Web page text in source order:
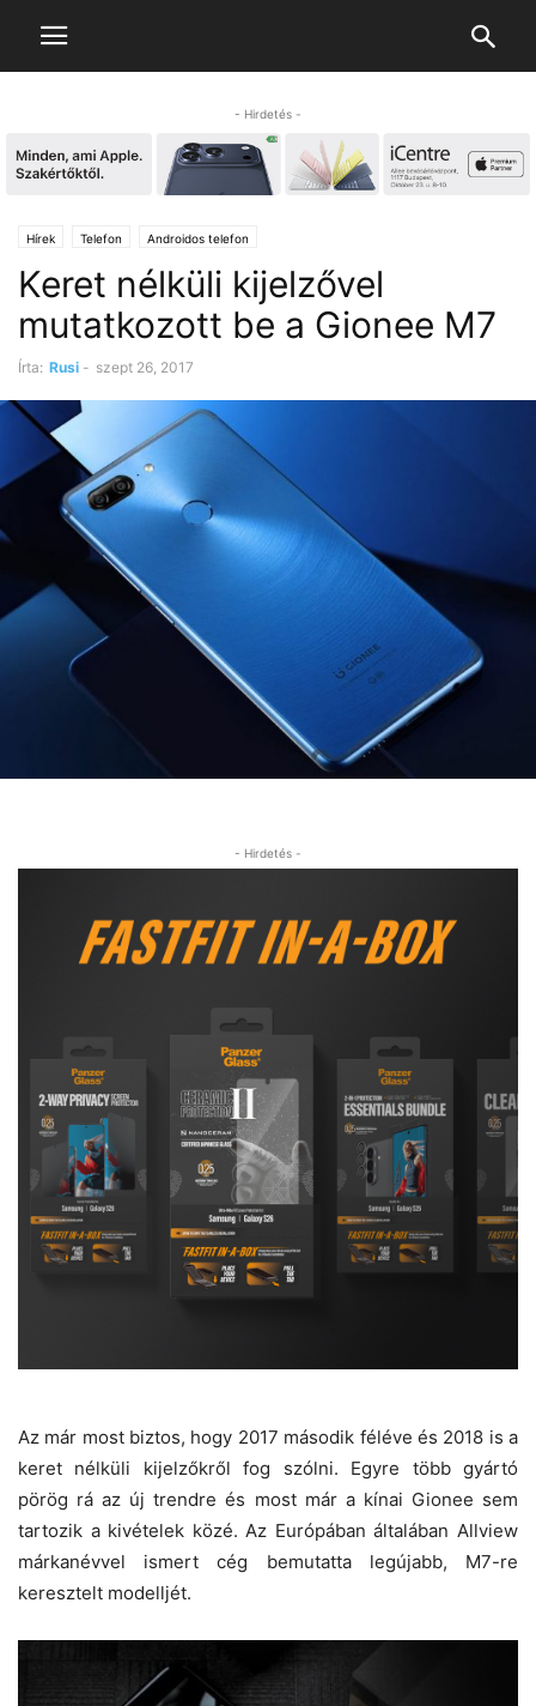
- Hirdetés -
Hírek Telefon Androidos telefon
Keret nélküli kijelzővel
mutatkozott be a Gionee M7
Írta: Rusi - szept 26, 2017
- Hirdetés -
Az már most biztos, hogy 2017 második féléve és 2018 is a
keret nélküli kijelzőkről fog szólni. Egyre több gyártó
pörög rá az új trendre és most már a kínai Gionee sem
tartozik a kivételek közé. Az Európában általában Allview
márkanévvel ismert cég bemutatta legújabb, M7-re
keresztelt modelljét.